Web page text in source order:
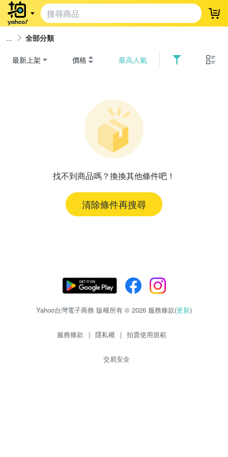
登
全部分類
最新上架 價格 最高人氣
找不到商品嗎？換換其他條件吧！
清除條件再搜尋
Yahoo台灣電子商務 版權所有 © 2026 服務條款(更新)
服務條款 | 隱私權 | 拍賣使用規範
交易安全